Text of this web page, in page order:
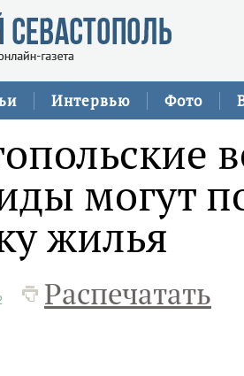
Интервью Фото
могут
жилья
Распечатать